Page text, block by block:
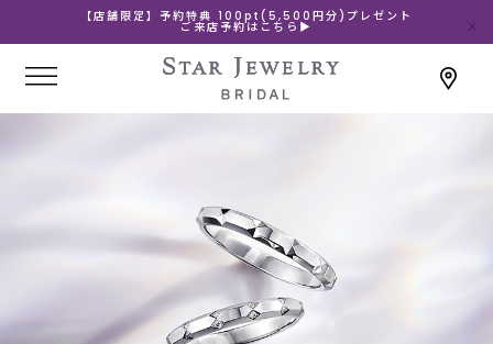
【店舗限定】予約特典 100pt(5,500円分)プレゼント
ご来店予約はこちら▶